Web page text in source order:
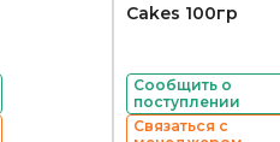
Cakes 100гр
Сообщить о
поступлении
Связаться с